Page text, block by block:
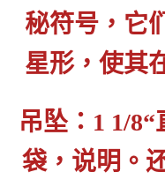
秘符号，它
星形，使其
吊坠：1 1/
袋，说明。